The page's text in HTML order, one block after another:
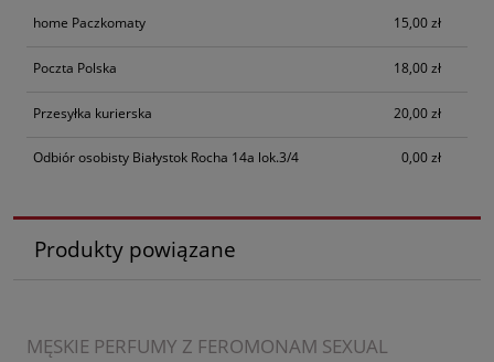
home Paczkomaty 15,00 zł
Poczta Polska 18,00 zł
Przesyłka kurierska 20,00 zł
Odbiór osobisty Białystok Rocha 14a lok.3/4 0,00 zł
Produkty powiązane
MĘSKIE PERFUMY Z FEROMONAM SEXUAL